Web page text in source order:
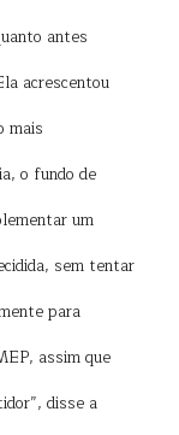
antes
acrescentou
mais
o fundo de
um
sem tentar
para
assim que
disse a